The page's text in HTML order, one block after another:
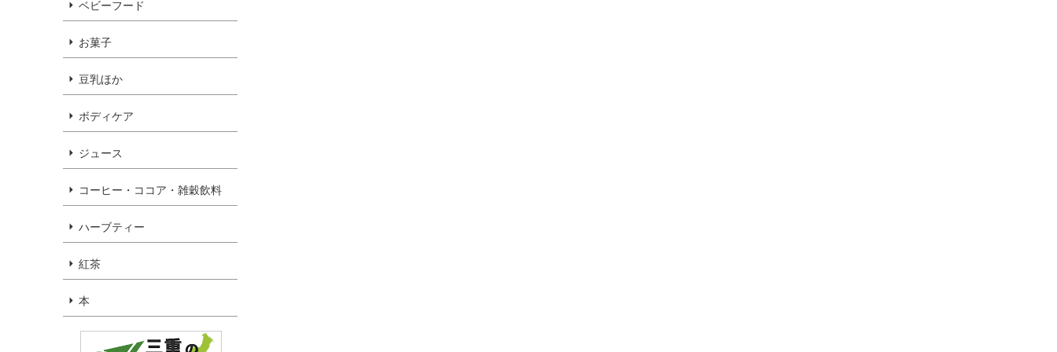
ベビーフード
お菓子
豆乳ほか
ボディケア
ジュース
コーヒー・ココア・雑穀飲料
ハーブティー
紅茶
本